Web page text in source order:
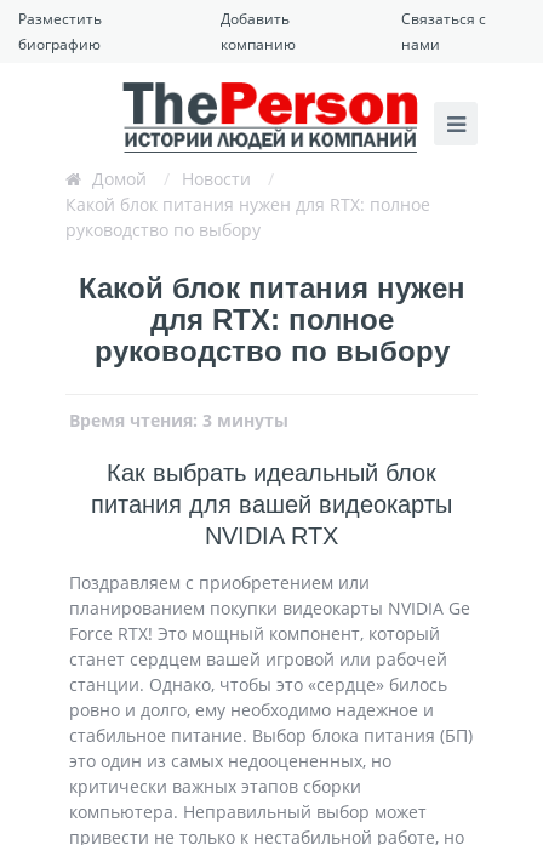
Разместить
биографию
Добавить
компанию
Связаться с
нами
Домой / Новости
/
Какой блок питания нужен для RTX: полное
руководство по выбору
Какой блок питания нужен
для RTX: полное
руководство по выбору
Время чтения: 3 минуты
Как выбрать идеальный блок
питания для вашей видеокарты
NVIDIA RTX
Поздравляем с приобретением или
планированием покупки видеокарты NVIDIA Ge
Force RTX! Это мощный компонент, который
станет сердцем вашей игровой или рабочей
станции. Однако, чтобы это «сердце» билось
ровно и долго, ему необходимо надежное и
стабильное питание. Выбор блока питания (БП)
это один из самых недооцененных, но
критически важных этапов сборки
компьютера. Неправильный выбор может
привести не только к нестабильной работе, но